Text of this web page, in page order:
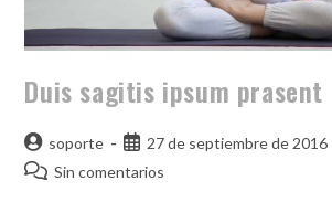
Duis sagitis ipsum prasent
soporte 27 de septiembre de 2016
Sin comentarios